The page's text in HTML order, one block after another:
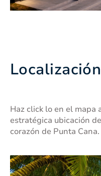
Haz click lo en el mapa
estratégica ubicación
corazón de Punta Cana.